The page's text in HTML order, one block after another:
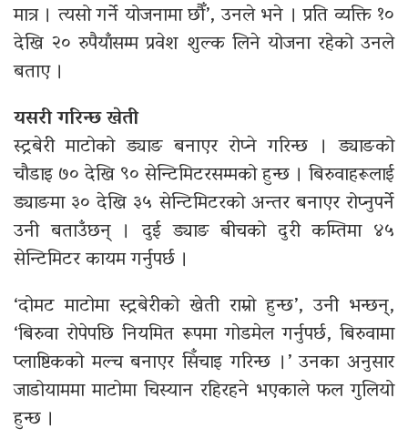
मात्र । त्यसो गर्ने योजनामा छौँ’, उनले भने । प्रति व्यक्ति १०
देखि २० रुपैयाँसम्म प्रवेश शुल्क लिने योजना रहेको उनले
बताए ।
यसरी गरिन्छ खेती
स्ट्रबेरी माटोको ड्याङ बनाएर रोप्ने गरिन्छ । ड्याङको
चौडाइ ७० देखि ९० सेन्टिमिटरसम्मको हुन्छ । बिरुवाहरूलाई
ड्याङमा ३० देखि ३५ सेन्टिमिटरको अन्तर बनाएर रोप्नुपर्ने
उनी बताउँछन् । दुई ड्याङ बीचको दुरी कम्तिमा ४५
सेन्टिमिटर कायम गर्नुपर्छ ।
‘दोमट माटोमा स्ट्रबेरीको खेती राम्रो हुन्छ’, उनी भन्छन्,
‘बिरुवा रोपेपछि नियमित रूपमा गोडमेल गर्नुपर्छ, बिरुवामा
प्लाष्टिकको मल्च बनाएर सिँचाइ गरिन्छ ।’ उनका अनुसार
जाडोयाममा माटोमा चिस्यान रहिरहने भएकाले फल गुलियो
हुन्छ ।